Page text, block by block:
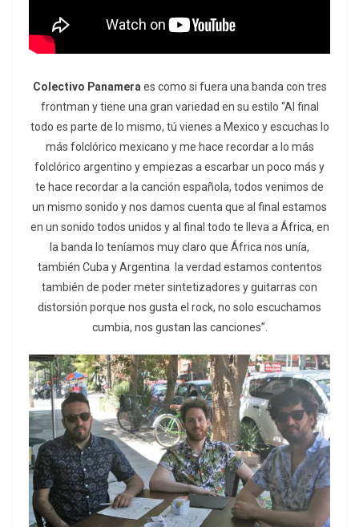
Colectivo Panamera es como si fuera una banda con tres
frontman y tiene una gran variedad en su estilo “Al final
todo es parte de lo mismo, tú vienes a Mexico y escuchas lo
más folclórico mexicano y me hace recordar a lo más
folclórico argentino y empiezas a escarbar un poco más y
te hace recordar a la canción española, todos venimos de
un mismo sonido y nos damos cuenta que al final estamos
en un sonido todos unidos y al final todo te lleva a África, en
la banda lo teníamos muy claro que África nos unía,
también Cuba y Argentina la verdad estamos contentos
también de poder meter sintetizadores y guitarras con
distorsión porque nos gusta el rock, no solo escuchamos
cumbia, nos gustan las canciones”.